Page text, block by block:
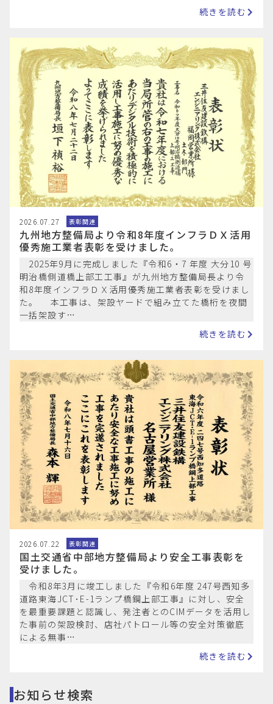
続きを読む
2026.07.27 表彰関連
九州地方整備局より令和8年度インフラＤＸ活用
優秀施工業者表彰を受けました。
2025年9月に完成しました『令和6・7 年度 大分10 号
明治橋側道橋上部工工事』が九州地方整備局長より令
和8年度インフラＤＸ活用優秀施工業者表彰を受けまし
た。 本工事は、架設ヤードで組み立てた橋桁を夜間
一括架設す…
続きを読む
2026.07.22 表彰関連
国土交通省中部地方整備局より安全工事表彰を
受けました。
令和8年3月に竣工しました『令和6年度 247号西知多
道路東海JCT･E-1ランプ橋鋼上部工事』に対し、安全
を最重要課題と認識し、発注者とのCIMデータを活用し
た事前の架設検討、店社パトロール等の安全対策徹底
による無事…
続きを読む
お知らせ検索